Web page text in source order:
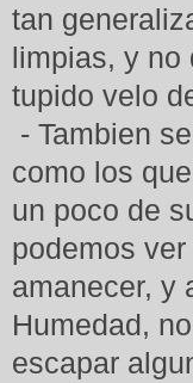
tan
limpias, y
tupido velo
- Tambien
como los
un poco de
podemos
amanecer, y
Humedad,
escapar